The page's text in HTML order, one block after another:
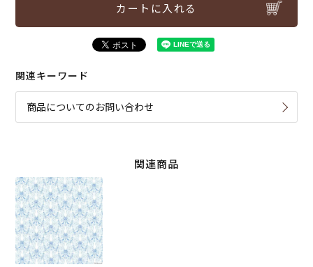
カートに入れる
関連キーワード
商品についてのお問い合わせ
関連商品